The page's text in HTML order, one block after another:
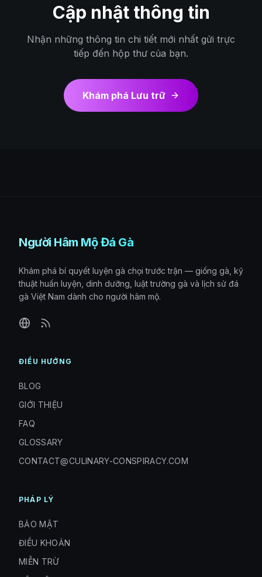
Cập nhật thông tin
Nhận những thông tin chi tiết mới nhất gửi trực
tiếp đến hộp thư của bạn.
Khám phá Lưu trữ
Người Hâm Mộ Đá Gà
Khám phá bí quyết luyện gà chọi trước trận — giống gà, kỹ
thuật huấn luyện, dinh dưỡng, luật trường gà và lịch sử đá
gà Việt Nam dành cho người hâm mộ.
ĐIỀU HƯỚNG
BLOG
GIỚI THIỆU
FAQ
GLOSSARY
CONTACT@CULINARY-CONSPIRACY.COM
PHÁP LÝ
BẢO MẬT
ĐIỀU KHOẢN
MIỄN TRỪ